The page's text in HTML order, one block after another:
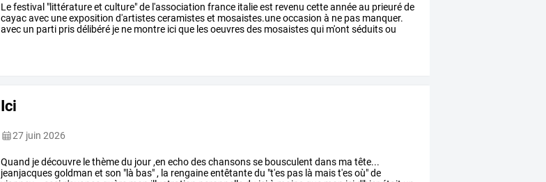
Lefestival "littératureet culture"de l'association france italieest revenu cetteannéeau prieuréde
cayacavec uneexposition d'artistesceramisteset mosaistes.uneoccasion à ne pas manquer.
avec un parti prisdélibéré je ne montre icique lesoeuvresdes mosaistesqui m'ont séduitsou
Ici
27 juin 2026
Quand jedécouvre lethèmedu jour,en echodeschansonsse bousculent dans ma tête...
jeanjacquesgoldman et son "là bas", la rengaineentêtantedu "t'es pas là maist'esoù"de